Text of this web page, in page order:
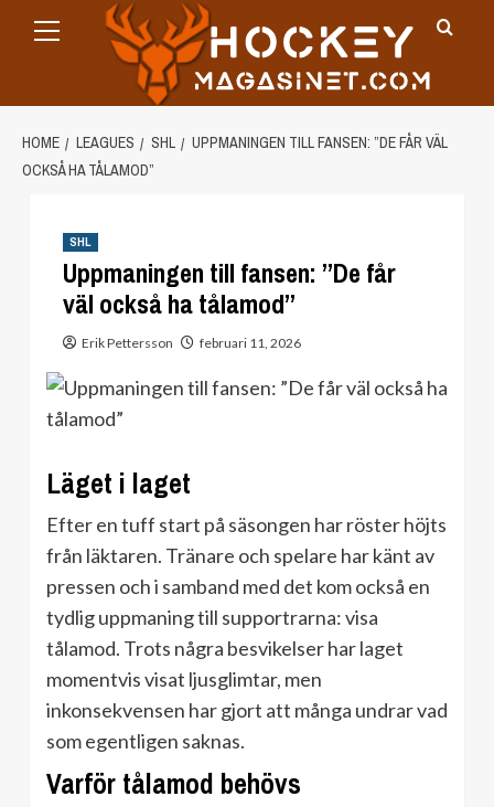
Menu
HOME LEAGUES SHL
UPPMANINGEN TILL FANSEN: ”DE FÅR VÄL
OCKSÅ HA TÅLAMOD”
SHL
Uppmaningen till fansen: ”De får
väl också ha tålamod”
Erik Pettersson februari 11, 2026
Läget i laget
Efter en tuff start på säsongen har röster höjts
från läktaren. Tränare och spelare har känt av
pressen och i samband med det kom också en
tydlig uppmaning till supportrarna: visa
tålamod. Trots några besvikelser har laget
momentvis visat ljusglimtar, men
inkonsekvensen har gjort att många undrar vad
som egentligen saknas.
Varför tålamod behövs